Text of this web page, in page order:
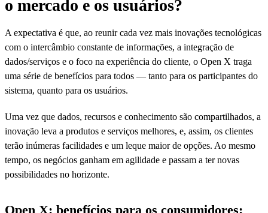
o mercado e os usuários?
A expectativa é que, ao reunir cada vez mais inovações tecnológicas
com o intercâmbio constante de informações, a integração de
dados/serviços e o foco na experiência do cliente, o Open X traga
uma série de benefícios para todos — tanto para os participantes do
sistema, quanto para os usuários.
Uma vez que dados, recursos e conhecimento são compartilhados, a
inovação leva a produtos e serviços melhores, e, assim, os clientes
terão inúmeras facilidades e um leque maior de opções. Ao mesmo
tempo, os negócios ganham em agilidade e passam a ter novas
possibilidades no horizonte.
Open X: benefícios para os consumidores: